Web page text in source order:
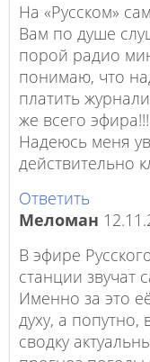
На «Русском»
Вам по душе
порой радио
понимаю, что
платить
же всего
Надеюсь меня
действительно
Ответить
Меломан
В эфире
станции
Именно за это
духу, а
сводку